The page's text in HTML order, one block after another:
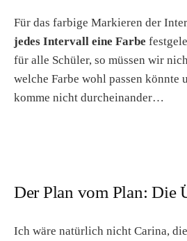
Für das farbige Markieren der
jedes Intervall eine Farbe
für alle Schüler, so müssen wir
welche Farbe wohl passen könnte
komme nicht durcheinander…
Der Plan vom Plan: Die
Ich wäre natürlich nicht Carina,